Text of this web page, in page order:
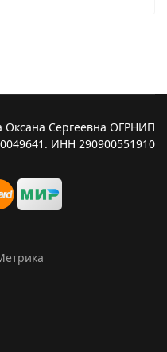
Оксана Сергеевна ОГРНИП
ИНН 290900551910